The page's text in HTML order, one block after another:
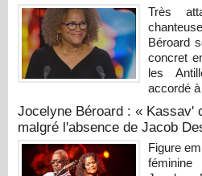
Très
Béroard
concret
les
accordé
Jocelyne Béroard : « Kassav'
malgré l'absence de Jacob
Figure